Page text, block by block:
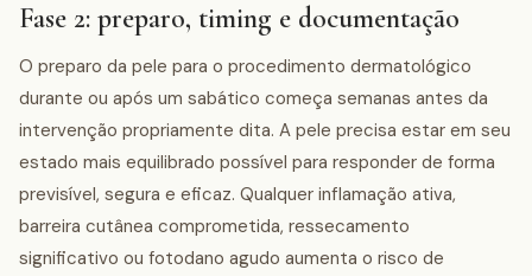
Fase 2: preparo, timing e documentação
O preparo da pele para o procedimento dermatológico
durante ou após um sabático começa semanas antes da
intervenção propriamente dita. A pele precisa estar em seu
estado mais equilibrado possível para responder de forma
previsível, segura e eficaz. Qualquer inflamação ativa,
barreira cutânea comprometida, ressecamento
significativo ou fotodano agudo aumenta o risco de